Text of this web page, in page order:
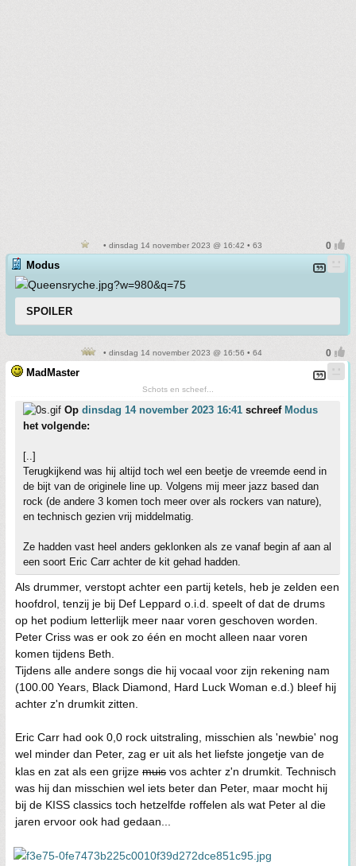
• dinsdag 14 november 2023 @ 16:42 • 63
Modus
SPOILER
• dinsdag 14 november 2023 @ 16:56 • 64
MadMaster
Schots en scheef...
Op dinsdag 14 november 2023 16:41 schreef Modus
het volgende:
[..]
Terugkijkend was hij altijd toch wel een beetje de vreemde eend in
de bijt van de originele line up. Volgens mij meer jazz based dan
rock (de andere 3 komen toch meer over als rockers van nature),
en technisch gezien vrij middelmatig.
Ze hadden vast heel anders geklonken als ze vanaf begin af aan al
een soort Eric Carr achter de kit gehad hadden.
Als drummer, verstopt achter een partij ketels, heb je zelden een
hoofdrol, tenzij je bij Def Leppard o.i.d. speelt of dat de drums
op het podium letterlijk meer naar voren geschoven worden.
Peter Criss was er ook zo één en mocht alleen naar voren
komen tijdens Beth.
Tijdens alle andere songs die hij vocaal voor zijn rekening nam
(100.00 Years, Black Diamond, Hard Luck Woman e.d.) bleef hij
achter z'n drumkit zitten.
Eric Carr had ook 0,0 rock uitstraling, misschien als 'newbie' nog
wel minder dan Peter, zag er uit als het liefste jongetje van de
klas en zat als een grijze muis vos achter z'n drumkit. Technisch
was hij dan misschien wel iets beter dan Peter, maar mocht hij
bij de KISS classics toch hetzelfde roffelen als wat Peter al die
jaren ervoor ook had gedaan...